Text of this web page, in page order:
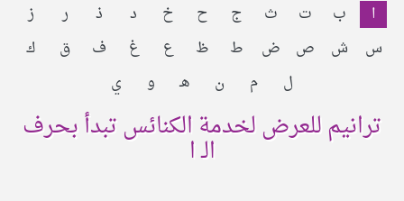
ا ب ت ث ج ح خ د ذ ر
ز
س
ش ص ض ط ظ ع غ ف ق
ك
ل
م ن هـ و ي
ترانيم للعرض لخدمة الكنائس تبدأ بحرف
الـ ا